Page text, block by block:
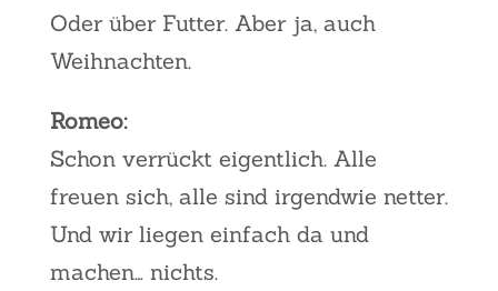
Oder über Futter. Aber ja, auch
Weihnachten.
Romeo:
Schon verrückt eigentlich. Alle
freuen sich, alle sind irgendwie netter.
Und wir liegen einfach da und
machen… nichts.